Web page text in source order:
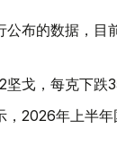
布的数据，目
戈，每克下跌
，2026年上半